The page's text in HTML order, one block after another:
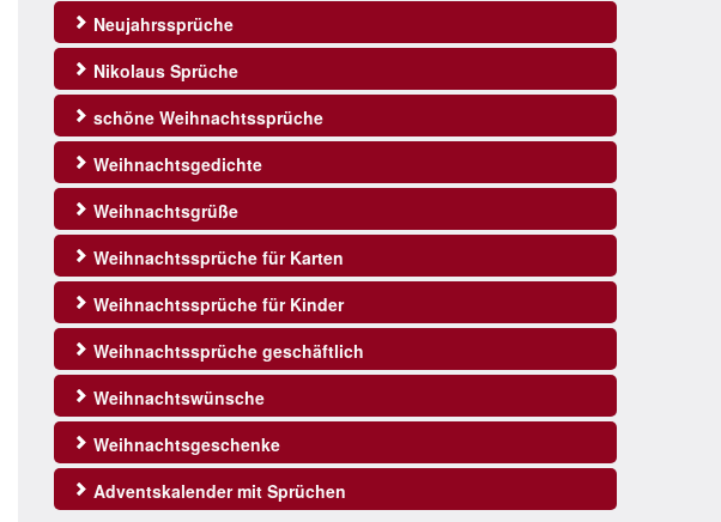
Neujahrssprüche
Nikolaus Sprüche
schöne Weihnachtssprüche
Weihnachtsgedichte
Weihnachtsgrüße
Weihnachtssprüche für Karten
Weihnachtssprüche für Kinder
Weihnachtssprüche geschäftlich
Weihnachtswünsche
Weihnachtsgeschenke
Adventskalender mit Sprüchen